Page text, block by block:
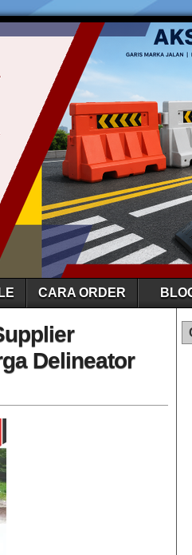
CARA ORDER
Delineator